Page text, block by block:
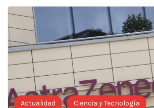
Actualidad Ciencia y Tecnología